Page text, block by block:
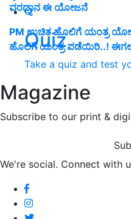
Quiz
Take a quiz and test
Magazine
Subscribe to our print &
We're social. Connect with
ವರದಾನ ಈ ಯೋಜನೆ
PM ಉಚಿತ ಹೊಲಿಗೆ ಯಂತ್ರ
ಹೊಲಿಗೆ ಯಂತ್ರ ಪಡೆಯಿರಿ..!